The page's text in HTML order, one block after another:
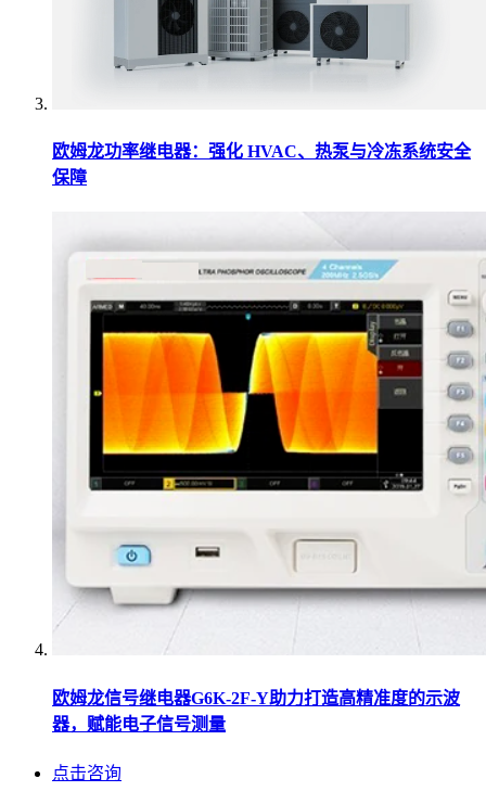
欧姆龙功率继电器：强化 HVAC、热泵与冷冻系统安全
保障
欧姆龙信号继电器G6K-2F-Y助力打造高精准度的示波
器，赋能电子信号测量
点击咨询